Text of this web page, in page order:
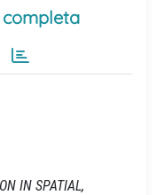
completa
IN SPATIAL,